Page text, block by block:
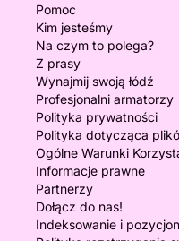
Pomoc
Kim jesteśmy
Na czym to polega?
Z prasy
Wynajmij swoją łódź
Profesjonalni armatorzy
Polityka prywatności
Polityka dotycząca
Ogólne Warunki
Informacje prawne
Partnerzy
Dołącz do nas!
Indeksowanie i